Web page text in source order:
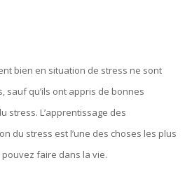
bien en situation de stress ne sont
sauf qu’ils ont appris de bonnes
stress. L’apprentissage des
du stress est l’une des choses les plus
faire dans la vie.